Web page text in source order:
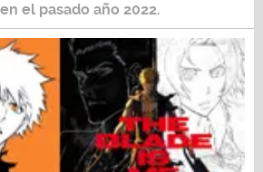
el pasado año 2022.